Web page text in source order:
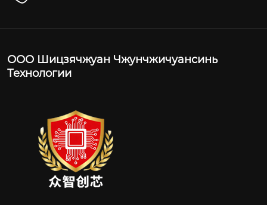
ООО Шицзячжуан Чжунчжичуансинь
Технологии